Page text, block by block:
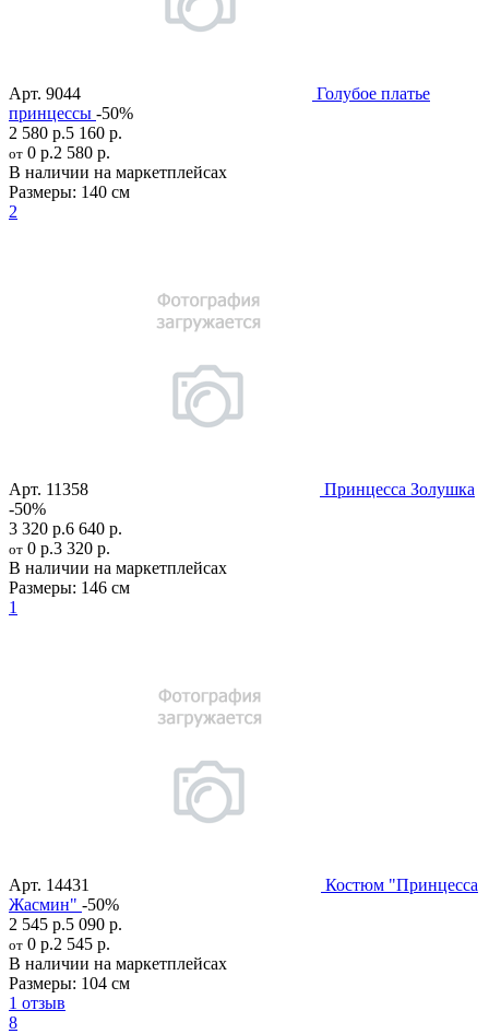
Арт. 9044
Голубое платье
принцессы -50%
2 580 р.5 160 р.
от 0 р.2 580 р.
В наличии на маркетплейсах
Размеры: 140 см
2
Арт. 11358
Принцесса Золушка
-50%
3 320 р.6 640 р.
от 0 р.3 320 р.
В наличии на маркетплейсах
Размеры: 146 см
1
Арт. 14431
Костюм "Принцесса
Жасмин" -50%
2 545 р.5 090 р.
от 0 р.2 545 р.
В наличии на маркетплейсах
Размеры: 104 см
1 отзыв
8